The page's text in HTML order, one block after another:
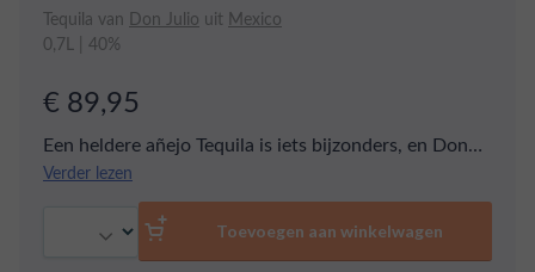
Tequila van Don Julio uit Mexico
0,7L | 40%
€ 89,95
Een heldere añejo Tequila is iets bijzonders, en Don
Julio was de eerste producent die op de markt kwam
met een heldere Añejo. De Agave voor dit product
wordt bij Don Julio gekookt in traditionele ovens,
drie keer gedistilleerd en dan gerijpt in een
Verder lezen
Toevoegen aan winkelwagen